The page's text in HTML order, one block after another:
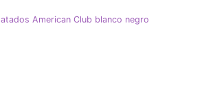
American Club blanco negro